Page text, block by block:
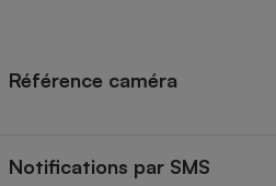
Référence caméra
Notifications par SMS